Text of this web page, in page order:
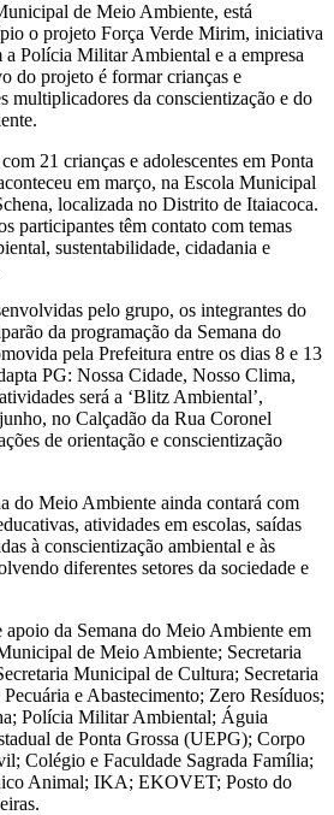
de Meio Ambiente, está
o projeto Força Verde Mirim, iniciativa
a Polícia Militar Ambiental e a empresa
do projeto é formar crianças e
multiplicadores da conscientização e do
21 crianças e adolescentes em Ponta
em março, na Escola Municipal
localizada no Distrito de Itaiacoca.
participantes têm contato com temas
sustentabilidade, cidadania e
pelo grupo, os integrantes do
da programação da Semana do
pela Prefeitura entre os dias 8 e 13
PG: Nossa Cidade, Nosso Clima,
será a ‘Blitz Ambiental’,
no Calçadão da Rua Coronel
de orientação e conscientização
do Meio Ambiente ainda contará com
atividades em escolas, saídas
à conscientização ambiental e às
diferentes setores da sociedade e
apoio da Semana do Meio Ambiente em
de Meio Ambiente; Secretaria
Municipal de Cultura; Secretaria
e Abastecimento; Zero Resíduos;
Polícia Militar Ambiental; Águia
de Ponta Grossa (UEPG); Corpo
Colégio e Faculdade Sagrada Família;
Animal; IKA; EKOVET; Posto do